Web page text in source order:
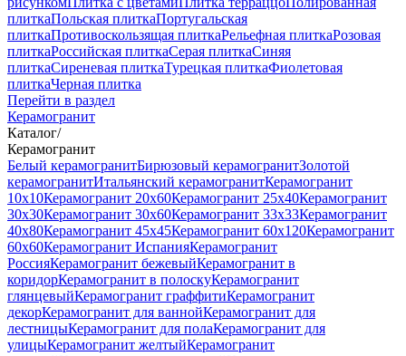
плиткаПольская плиткаПортугальская
плиткаПротивоскользящая плиткаРельефная плиткаРозовая
плиткаРоссийская плиткаСерая плиткаСиняя
плиткаСиреневая плиткаТурецкая плиткаФиолетовая
плиткаЧерная плитка
Перейти в раздел
Керамогранит
Каталог/
Керамогранит
Белый керамогранитБирюзовый керамогранитЗолотой
керамогранитИтальянский керамогранитКерамогранит
10x10Керамогранит 20x60Керамогранит 25x40Керамогранит
30x30Керамогранит 30x60Керамогранит 33x33Керамогранит
40x80Керамогранит 45x45Керамогранит 60x120Керамогранит
60x60Керамогранит ИспанияКерамогранит
РоссияКерамогранит бежевыйКерамогранит в
коридорКерамогранит в полоскуКерамогранит
глянцевыйКерамогранит граффитиКерамогранит
декорКерамогранит для ваннойКерамогранит для
лестницыКерамогранит для полаКерамогранит для
улицыКерамогранит желтыйКерамогранит